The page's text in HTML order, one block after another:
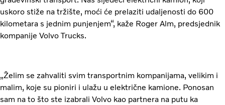
uskoro stiže na tržište, moći će prelaziti udaljenosti do 600
kilometara s jednim punjenjem“, kaže Roger Alm, predsjednik
kompanije Volvo Trucks.
„Želim se zahvaliti svim transportnim kompanijama, velikim i
malim, koje su pioniri i ulažu u električne kamione. Ponosan
sam na to što ste izabrali Volvo kao partnera na putu ka